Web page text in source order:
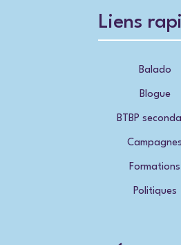
Liens
Balado
Blogue
BTBP
Campagnes
Formations
Politiques